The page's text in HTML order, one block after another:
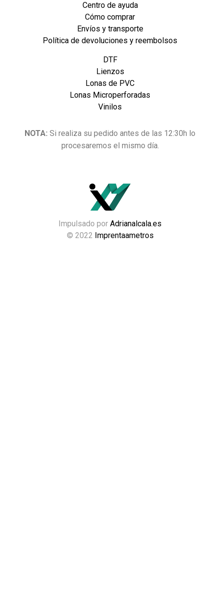
Centro de ayuda
Cómo comprar
Envíos y transporte
Política de devoluciones y reembolsos
DTF
Lienzos
Lonas de PVC
Lonas Microperforadas
Vinilos
NOTA: Si realiza su pedido antes de las 12:30h lo
procesaremos el mismo día.
© 2022 Imprentaametros
Impulsado por Adrianalcala.es